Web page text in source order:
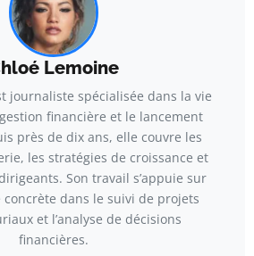
Lemoine
journaliste spécialisée dans la vie
financière et le lancement
près de dix ans, elle couvre les
les stratégies de croissance et
Son travail s’appuie sur
concrète dans le suivi de projets
et l’analyse de décisions
financières.